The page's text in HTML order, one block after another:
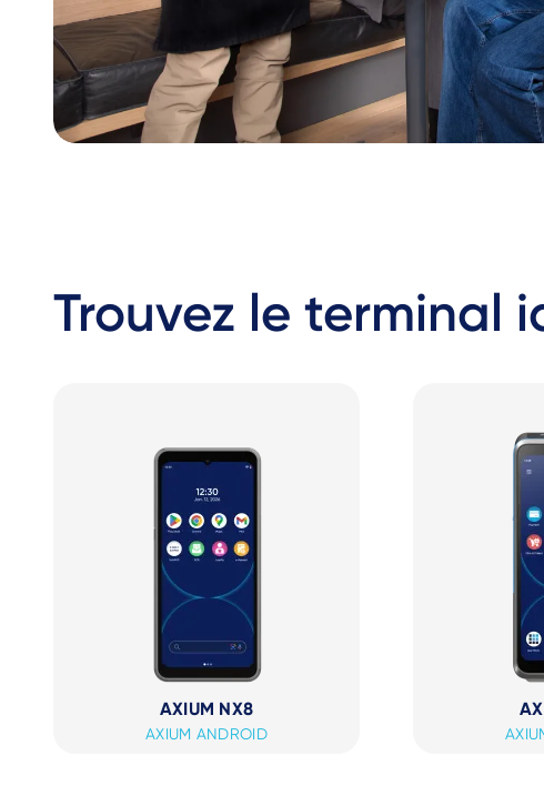
Trouvez le terminal
AXIUM NX8
AXIUM ANDROID